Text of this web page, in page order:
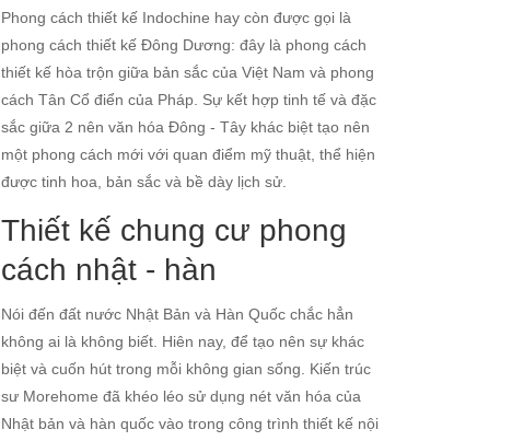
Phong cách thiết kế Indochine hay còn được gọi là
phong cách thiết kế Đông Dương: đây là phong cách
thiết kế hòa trộn giữa bản sắc của Việt Nam và phong
cách Tân Cổ điển của Pháp. Sự kết hợp tinh tế và đặc
sắc giữa 2 nên văn hóa Đông - Tây khác biệt tạo nên
một phong cách mới với quan điểm mỹ thuật, thể hiện
được tinh hoa, bản sắc và bề dày lịch sử.
Thiết kế chung cư phong
cách nhật - hàn
Nói đến đất nước Nhật Bản và Hàn Quốc chắc hẳn
không ai là không biết. Hiên nay, để tạo nên sự khác
biệt và cuốn hút trong mỗi không gian sống. Kiến trúc
sư Morehome đã khéo léo sử dụng nét văn hóa của
Nhật bản và hàn quốc vào trong công trình thiết kế nội